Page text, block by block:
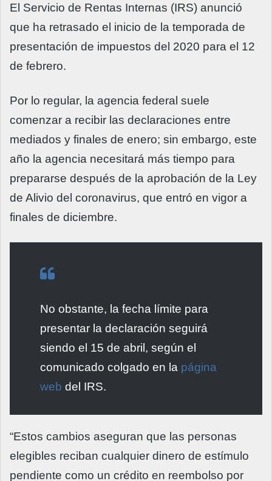
El Servicio de Rentas Internas (IRS) anunció
que ha retrasado el inicio de la temporada de
presentación de impuestos del 2020 para el 12
de febrero.
Por lo regular, la agencia federal suele
comenzar a recibir las declaraciones entre
mediados y finales de enero; sin embargo, este
año la agencia necesitará más tiempo para
prepararse después de la aprobación de la Ley
de Alivio del coronavirus, que entró en vigor a
finales de diciembre.
No obstante, la fecha límite para
presentar la declaración seguirá
siendo el 15 de abril, según el
comunicado colgado en la página
web del IRS.
“Estos cambios aseguran que las personas
elegibles reciban cualquier dinero de estímulo
pendiente como un crédito en reembolso por